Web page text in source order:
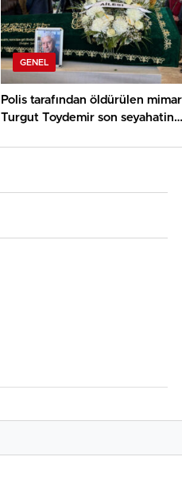
GENEL
Polis tarafından öldürülen mimar
Turgut Toydemir son seyahatine